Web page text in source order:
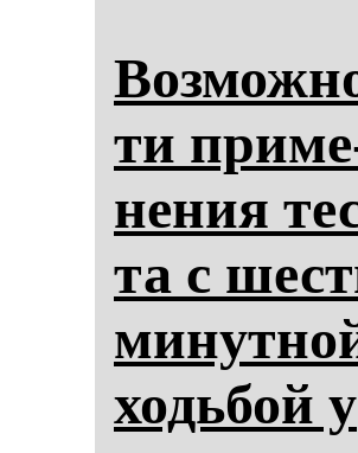
ти
не­ния
та с
ходь­бой у